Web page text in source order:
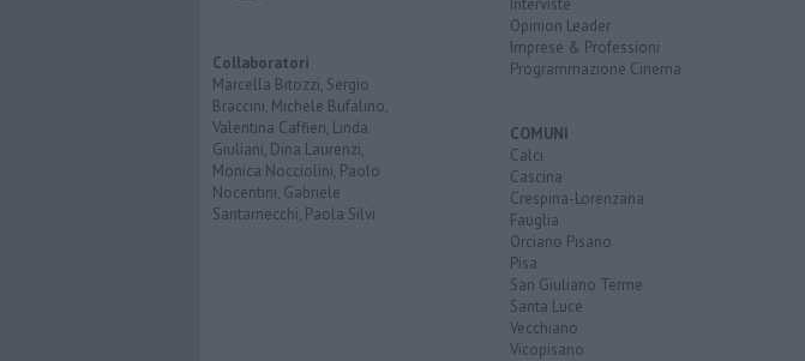
Collaboratori
Marcella Bitozzi, Sergio
Braccini, Michele Bufalino,
Valentina Caffieri, Linda
Giuliani, Dina Laurenzi,
Monica Nocciolini, Paolo
Nocentini, Gabriele
Santarnecchi, Paola Silvi.
Opinion Leader
Imprese & Professioni
Programmazione Cinema
COMUNI
Calci
Cascina
Crespina-Lorenzana
Fauglia
Orciano Pisano
Pisa
San Giuliano Terme
Santa Luce
Vecchiano
Vicopisano